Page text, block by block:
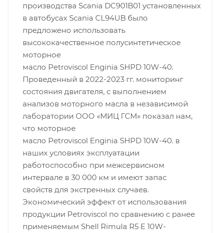
производства Scania DC901B01 установленных
в автобусах Scania CL94UB было
предложено использовать
высококачественное полусинтетическое
моторное
масло Petroviscol Enginia SHPD 10W-40.
Проведенный в 2022-2023 гг. мониторинг
состояния двигателя, с выполнением
анализов моторного масла в независимой
лаборатории ООО «МИЦ ГСМ» показал нам,
что моторное
масло Petroviscol Enginia SHPD 10W-40. в
наших условиях эксплуатации
работоспособно при межсервисном
интервале в 30 000 км и имеют запас
свойств для экстренных случаев.
Экономический эффект от использования
продукции Petroviscol по сравнению с ранее
применяемым Shell Rimula R5 E 10W-